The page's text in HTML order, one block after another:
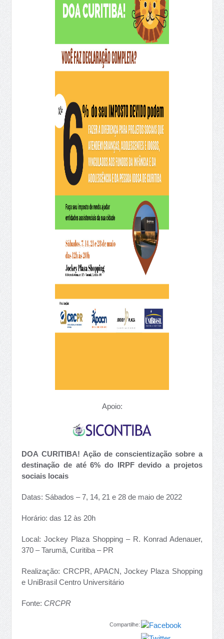
Apoio:
DOA CURITIBA! Ação de conscientização sobre a
destinação de até 6% do IRPF devido a projetos
sociais locais
Datas: Sábados – 7, 14, 21 e 28 de maio de 2022
Horário: das 12 às 20h
Local: Jockey Plaza Shopping – R. Konrad Adenauer,
370 – Tarumã, Curitiba – PR
Realização: CRCPR, APACN, Jockey Plaza Shopping
e UniBrasil Centro Universitário
Fonte: CRCPR
Compartilhe: